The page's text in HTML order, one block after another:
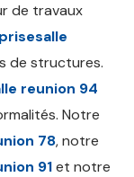
de travaux
de structures.
reunion 94
Notre
78, notre
91et notre